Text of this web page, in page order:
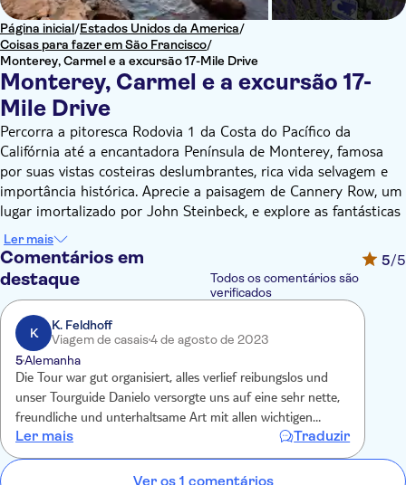
Página inicial/Estados Unidos da America/
Coisas para fazer em São Francisco/
Monterey, Carmel e a excursão 17-Mile Drive
Monterey, Carmel e a excursão 17-
Mile Drive
Percorra a pitoresca Rodovia 1 da Costa do Pacífico da
Califórnia até a encantadora Península de Monterey, famosa
por suas vistas costeiras deslumbrantes, rica vida selvagem e
importância histórica. Aprecie a paisagem de Cannery Row, um
lugar imortalizado por John Steinbeck, e explore as fantásticas
lojas e restaurantes com vista para o Pacífico. Não se esqueça
de visitar o mundialmente famoso Aquário de Monterey.
Em seguida, aventure-se pela famosa estrada de 27
quilômetros, onde você terá a oportunidade de admirar o
campo de golfe de Pebble Beach, com paradas para fotos ao
longo desta rota pitoresca. O passeio prossegue para a
pitoresca Carmel-by-the-Sea, onde você terá tempo de sobra
para passear por esta cidade encantadora, adornada com lojas
encantadoras e bela arquitetura.
Ler mais
Comentários em
destaque
5/5
Todos os comentários são
verificados
K
K. Feldhoff
Viagem de casais4 de agosto de 2023
5Alemanha
Die Tour war gut organisiert, alles verlief reibungslos und
unser Tourguide Danielo versorgte uns auf eine sehr nette,
freundliche und unterhaltsame Art mit allen wichtigen
Informationen . ????
Ler mais Traduzir
Ver os 1 comentários